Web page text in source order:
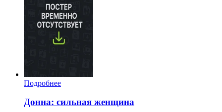
Подробнее
Донна: сильная женщина